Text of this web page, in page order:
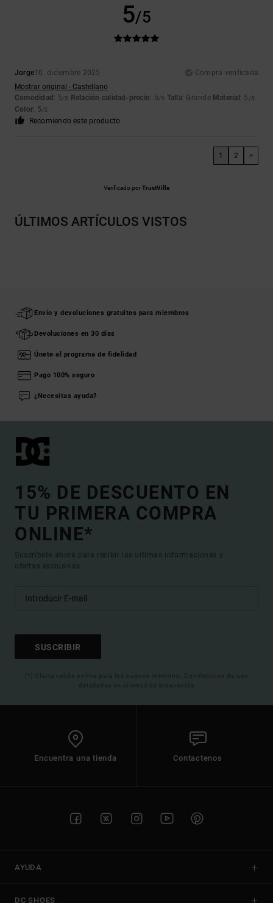
5/5
Jorge10. diciembre 2025
Compra verificada
Mostrar original - Castellano
Comodidad : 5/5 Relación calidad-precio: 5/5 Talla: Grande Material : 5 /5
Color: 5/5
Recomiendo este producto
1 2 >
Verificado porTrustVille
ÚLTIMOS ARTÍCULOS VISTOS
Envío y devoluciones gratuitos para miembros
Devoluciones en 30 días
Únete al programa de fidelidad
Pago 100% seguro
¿Necesitas ayuda?
15% DE DESCUENTO EN
TU PRIMERA COMPRA
ONLINE*
Suscríbete ahora para recibir las ultimas informaciones y
ofertas exclusivas.
SUSCRIBIR
(*) Oferta valida online para los nuevos inscritos. Condiciones de uso
detalladas en el email de bienvenida
Encuentra una tienda Contactenos
AYUDA
DC SHOES